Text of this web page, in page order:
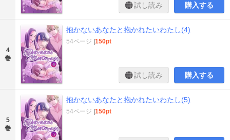
試し読み 購入する
4
巻
抱かないあなたと抱かれたいわたし(4)
54ページ 150pt
試し読み 購入する
5
巻
抱かないあなたと抱かれたいわたし(5)
54ページ 150pt